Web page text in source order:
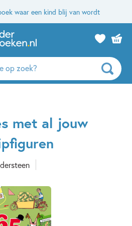
waar een kind blij van wordt
met al jouw